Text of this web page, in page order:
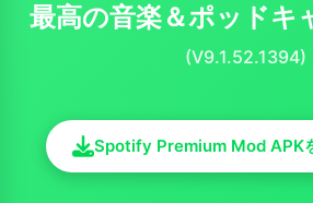
最高の音楽＆ポッドキ
(V9.1.52.1394)
Spotify Premium Mod APK